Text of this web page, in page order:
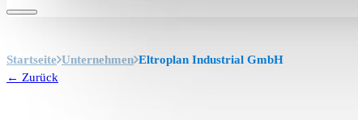
Startseite Unternehmen Eltroplan Industrial GmbH
← Zurück